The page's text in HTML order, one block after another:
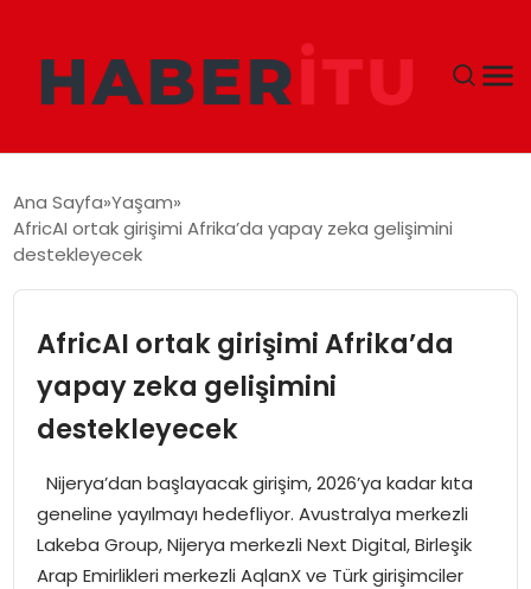
DÜNYA
TEKNOLOJI
EĞITIM
MAGAZIN
Ana Sayfa Yaşam
AfricAI ortak girişimi Afrika’da yapay zeka gelişimini
destekleyecek
AfricAI ortak girişimi Afrika’da
yapay zeka gelişimini
destekleyecek
Nijerya’dan başlayacak girişim, 2026’ya kadar kıta
geneline yayılmayı hedefliyor. Avustralya merkezli
Lakeba Group, Nijerya merkezli Next Digital, Birleşik
Arap Emirlikleri merkezli AqlanX ve Türk girişimciler